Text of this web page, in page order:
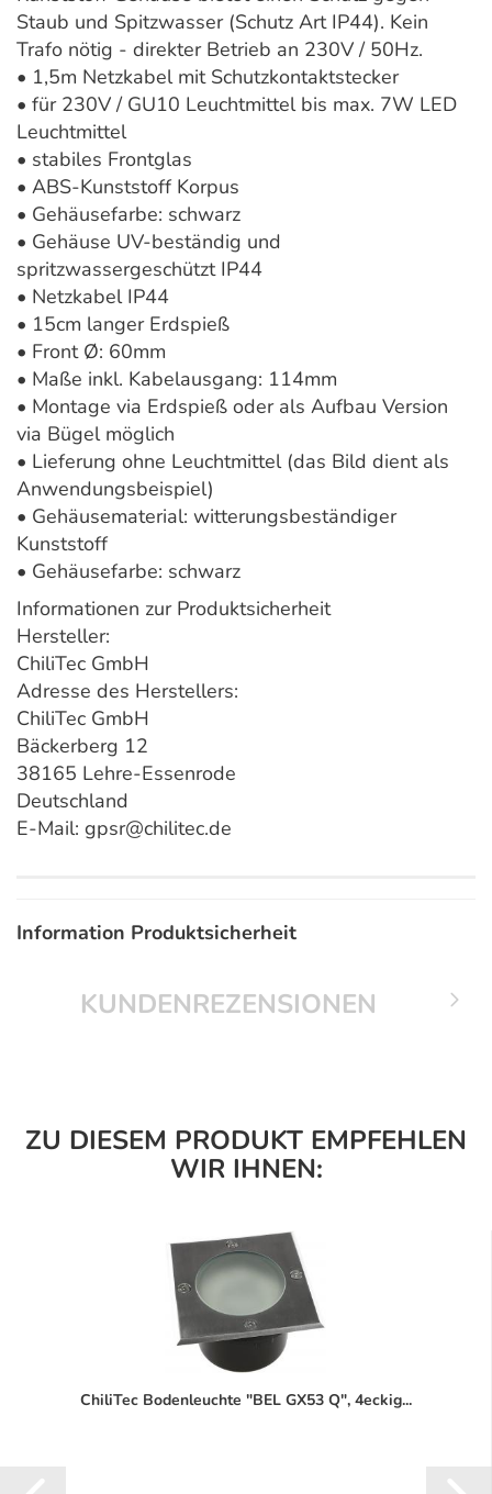
Staub und Spitzwasser (Schutz Art IP44). Kein
Trafo nötig - direkter Betrieb an 230V / 50Hz.
• 1,5m Netzkabel mit Schutzkontaktstecker
• für 230V / GU10 Leuchtmittel bis max. 7W LED
Leuchtmittel
• stabiles Frontglas
• ABS-Kunststoff Korpus
• Gehäusefarbe: schwarz
• Gehäuse UV-beständig und
spritzwassergeschützt IP44
• Netzkabel IP44
• 15cm langer Erdspieß
• Front Ø: 60mm
• Maße inkl. Kabelausgang: 114mm
• Montage via Erdspieß oder als Aufbau Version
via Bügel möglich
• Lieferung ohne Leuchtmittel (das Bild dient als
Anwendungsbeispiel)
• Gehäusematerial: witterungsbeständiger
Kunststoff
• Gehäusefarbe: schwarz
Informationen zur Produktsicherheit
Hersteller:
ChiliTec GmbH
Adresse des Herstellers:
ChiliTec GmbH
Bäckerberg 12
38165 Lehre-Essenrode
Deutschland
E-Mail: gpsr@chilitec.de
Information Produktsicherheit
KUNDENREZENSIONEN
ZU DIESEM PRODUKT EMPFEHLEN
WIR IHNEN:
ChiliTec Bodenleuchte "BEL GX53 Q", 4eckig...